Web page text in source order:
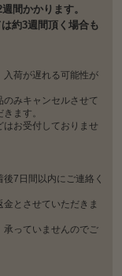
間かかります。
約3週間頂く場合も
入荷が遅れる可能性が
みキャンセルさせて
ます。
はお受付しておりませ
7日間以内にご連絡く
とさせていただきま
承っていませんのでご